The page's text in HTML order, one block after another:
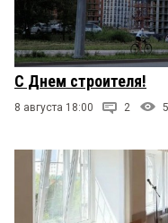
ПРОИСШЕСТВИЯ
СТИЛЬ ЖИЗНИ
С Днем строителя!
8 августа 18:00 2